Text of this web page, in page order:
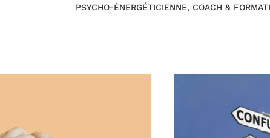
PSYCHO-ÉNERGÉTICIENNE, COACH &